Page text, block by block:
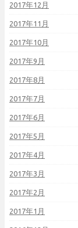
2017年12月
2017年11月
2017年10月
2017年9月
2017年8月
2017年7月
2017年6月
2017年5月
2017年4月
2017年3月
2017年2月
2017年1月